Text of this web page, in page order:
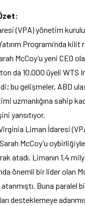
(VPA) yönetim
Programı’nda
McCoy’u yeni CEO
da 10.000 üyeli WTS
bu gelişmeler, ABD
uzmanlığına sahip
yansıtıyor.
Liman İdaresi
McCoy’u
atadı. Limanın 1,4
önemli bir lider olan
Buna paralel
desteklemeye